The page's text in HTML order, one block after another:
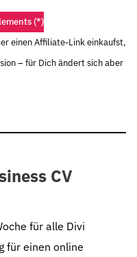
(*)
einen Affiliate-Link einkaufst,
– für Dich ändert sich aber
CV
für alle Divi
für einen online